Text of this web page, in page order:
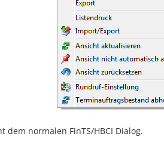
dem normalen FinTS/HBCI Dialog.